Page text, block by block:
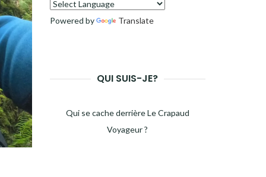
Powered by Translate
QUI SUIS-JE?
Qui se cache derrière Le Crapaud
Voyageur ?